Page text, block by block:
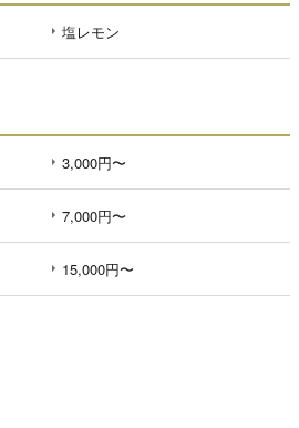
塩レモン
3,000円〜
7,000円〜
15,000円〜